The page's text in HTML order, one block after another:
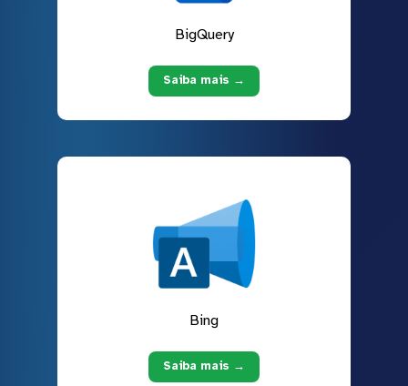
BigQuery
Saiba mais →
Bing
Saiba mais →